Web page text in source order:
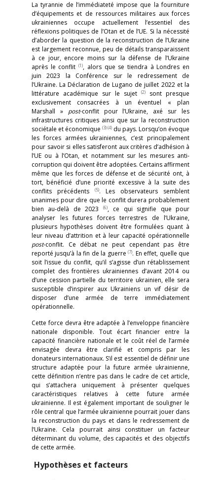
La tyrannie de l’immédiateté impose que la fourniture
d’équipements et de ressources militaires aux forces
ukrainiennes occupe actuellement l’essentiel des
réflexions politiques de l’Otan et de l’UE. Si la nécessité
d’aborder la question de la reconstruction de l’Ukraine
est largement reconnue, peu de détails transparaissent
à ce jour, encore moins sur la défense de l’Ukraine
après le conflit(1), alors que se tiendra à Londres en
juin 2023 la Conférence sur le redressement de
l’Ukraine. La Déclaration de Lugano de juillet 2022 et la
littérature académique sur le sujet
(2)
sont presque
exclusivement consacrées à un éventuel « plan
Marshall » post-conflit pour l’Ukraine, axé sur les
infrastructures critiques ainsi que sur la reconstruction
sociétale et économique (3)(4) du pays. Lorsqu’on évoque
les forces armées ukrainiennes, c’est principalement
pour savoir si elles satisferont aux critères d’adhésion à
l’UE ou à l’Otan, et notamment sur les mesures anti-
corruption qui doivent être adoptées. Certains affirment
même que les forces de défense et de sécurité ont, à
tort, bénéficié d’une priorité excessive à la suite des
conflits précédents
(5). Les observateurs semblent
unanimes pour dire que le conflit durera probablement
bien au-delà de 2023
(6), ce qui signifie que pour
analyser les futures forces terrestres de l’Ukraine,
plusieurs hypothèses doivent être formulées quant à
leur niveau d’attrition et à leur capacité opérationnelle
post-conflit. Ce débat ne peut cependant pas être
reporté jusqu’à la fin de la guerre(7). En effet, quelle que
soit l’issue du conflit, qu’il s’agisse d’un rétablissement
complet des frontières ukrainiennes d’avant 2014 ou
d’une cession partielle du territoire ukrainien, elle sera
susceptible d’inspirer aux Ukrainiens un vif désir de
disposer d’une armée de terre immédiatement
opérationnelle.
Cette force devra être adaptée à l’enveloppe financière
nationale disponible. Tout écart financier entre la
capacité financière nationale et le coût réel de l’armée
envisagée devra être clarifié et compris par les
donateurs internationaux. S’il est essentiel de définir une
structure adaptée pour la future armée ukrainienne,
cette définition n’entre pas dans le cadre de cet article,
qui s’attachera uniquement à présenter quelques
caractéristiques relatives à cette future armée
ukrainienne. Il est également important de souligner le
rôle central que l’armée ukrainienne pourrait jouer dans
la reconstruction du pays et dans le redressement de
l’Ukraine. Cela pourrait ainsi constituer un facteur
déterminant du volume, des capacités et des objectifs
de cette armée.
Hypothèses et facteurs